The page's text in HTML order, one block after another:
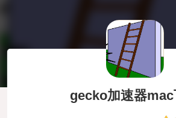
gecko加速器mac